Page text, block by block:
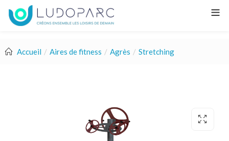
Accueil Aires de fitness Agrès Stretching